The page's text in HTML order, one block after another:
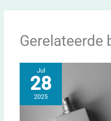
Gerelateerde
Jul
28
2025